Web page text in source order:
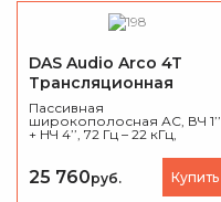
DAS Audio Arco 4T
Трансляционная
акустическая система
Пассивная
широкополосная АС, ВЧ 1’’
+ НЧ 4’’, 72 Гц – 22 кГц,
дисперсия - 90°x90°, макс.
SPL 109 дБ.
25 760руб. Купить